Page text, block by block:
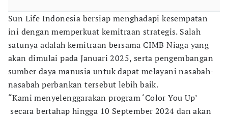
Sun Life Indonesia bersiap menghadapi kesempatan
ini dengan memperkuat kemitraan strategis. Salah
satunya adalah kemitraan bersama CIMB Niaga yang
akan dimulai pada Januari 2025, serta pengembangan
sumber daya manusia untuk dapat melayani nasabah-
nasabah perbankan tersebut lebih baik.
“Kami menyelenggarakan program ‘Color You Up’
secara bertahap hingga 10 September 2024 dan akan